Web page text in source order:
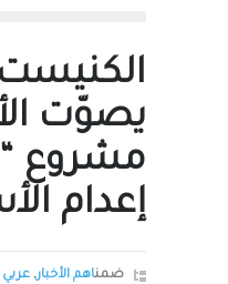
الكنيست
يصوّت
مشروع
إعدام
ضمناهم الأخبار,